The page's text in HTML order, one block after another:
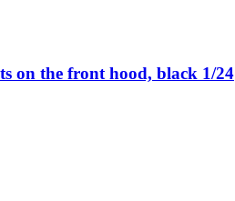
on the front hood, black 1/24